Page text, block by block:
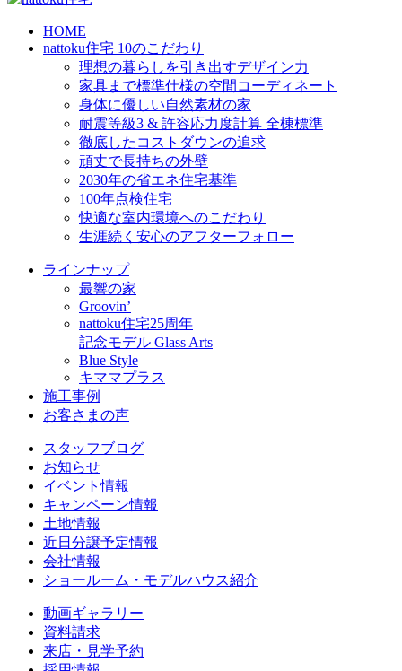
HOME
nattoku住宅 10のこだわり
理想の暮らしを引き出すデザイン力
家具まで標準仕様の空間コーディネート
身体に優しい自然素材の家
耐震等級3 & 許容応力度計算 全棟標準
徹底したコストダウンの追求
頑丈で長持ちの外壁
2030年の省エネ住宅基準
100年点検住宅
快適な室内環境へのこだわり
生涯続く安心のアフターフォロー
ラインナップ
最響の家
Groovin’
nattoku住宅25周年
記念モデル Glass Arts
Blue Style
キママプラス
施工事例
お客さまの声
スタッフブログ
お知らせ
イベント情報
キャンペーン情報
土地情報
近日分譲予定情報
会社情報
ショールーム・モデルハウス紹介
動画ギャラリー
資料請求
来店・見学予約